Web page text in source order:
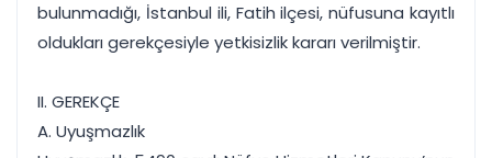
bulunmadığı, İstanbul ili, Fatih ilçesi, nüfusuna kayıtlı
oldukları gerekçesiyle yetkisizlik kararı verilmiştir.
II. GEREKÇE
A. Uyuşmazlık